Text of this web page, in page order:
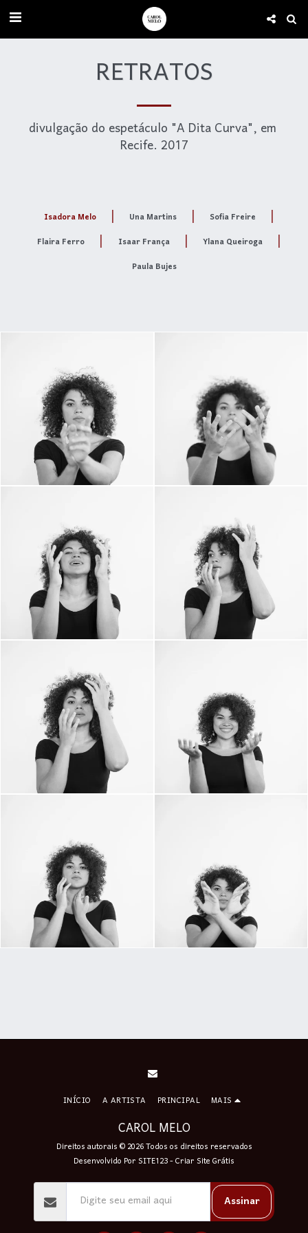
RETRATOS
divulgação do espetáculo "A Dita Curva", em
Recife. 2017
Isadora Melo Una Martins
Sofia Freire
Flaira Ferro
Isaar França
Ylana Queiroga
Paula Bujes
CAROL MELO
Direitos autorais © 2026 Todos os direitos reservados
Desenvolvido Por SITE123-Criar Site Grátis
INÍCIO A ARTISTA PRINCIPAL MAIS
Assinar